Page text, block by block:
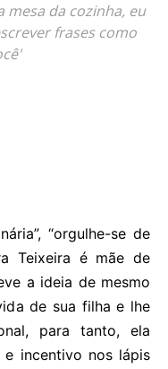
mesa da cozinha, eu
frases como
“orgulhe-se de
Teixeira é mãe de
a ideia de mesmo
de sua filha e lhe
para tanto, ela
incentivo nos lápis